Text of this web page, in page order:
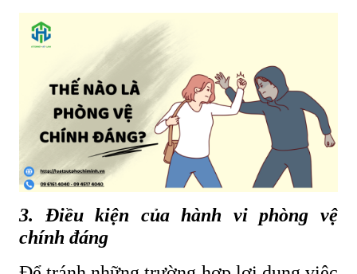
3. Điều kiện của hành vi phòng vệ
chính đáng